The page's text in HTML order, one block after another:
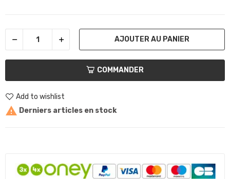
AJOUTER AU PANIER
COMMANDER
Add to wishlist
 Derniers articles en stock